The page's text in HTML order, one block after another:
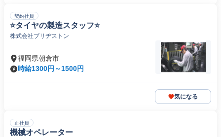
契約社員
⭐️タイヤの製造スタッフ⭐️
株式会社ブリヂストン
福岡県朝倉市
時給1300円～1500円
気になる
正社員
機械オペレーター